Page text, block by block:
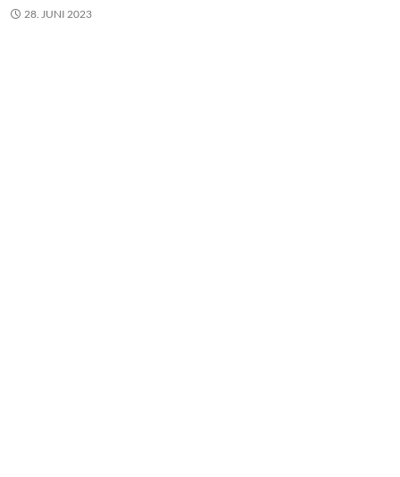
28. JUNI 2023